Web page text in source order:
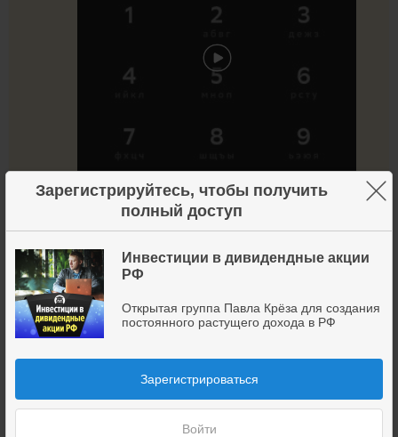
Зарегистрируйтесь, чтобы получить
полный доступ
Инвестиции в дивидендные акции
РФ
Открытая группа Павла Крёза для создания
постоянного растущего дохода в РФ
Зарегистрироваться
Войти
×